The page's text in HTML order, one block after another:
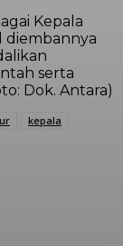
Kepala
diembannya
serta
Dok. Antara)
kepala